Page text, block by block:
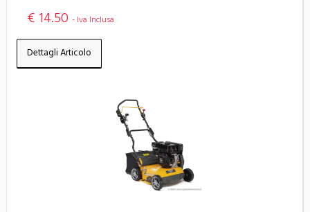
€ 14.50 - Iva Inclusa
Dettagli Articolo